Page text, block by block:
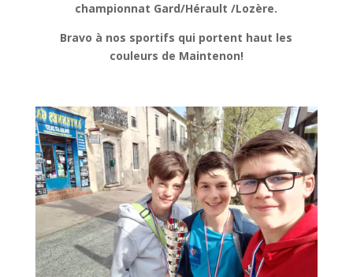
championnat Gard/Hérault /Lozère.
Bravo à nos sportifs qui portent haut les
couleurs de Maintenon!